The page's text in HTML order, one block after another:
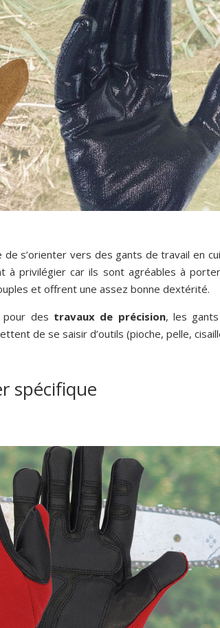
s’orienter vers des gants de travail en
à privilégier car ils sont agréables à
et offrent une assez bonne dextérité.
pour des travaux de précision, les
de se saisir d’outils (pioche, pelle,
spécifique